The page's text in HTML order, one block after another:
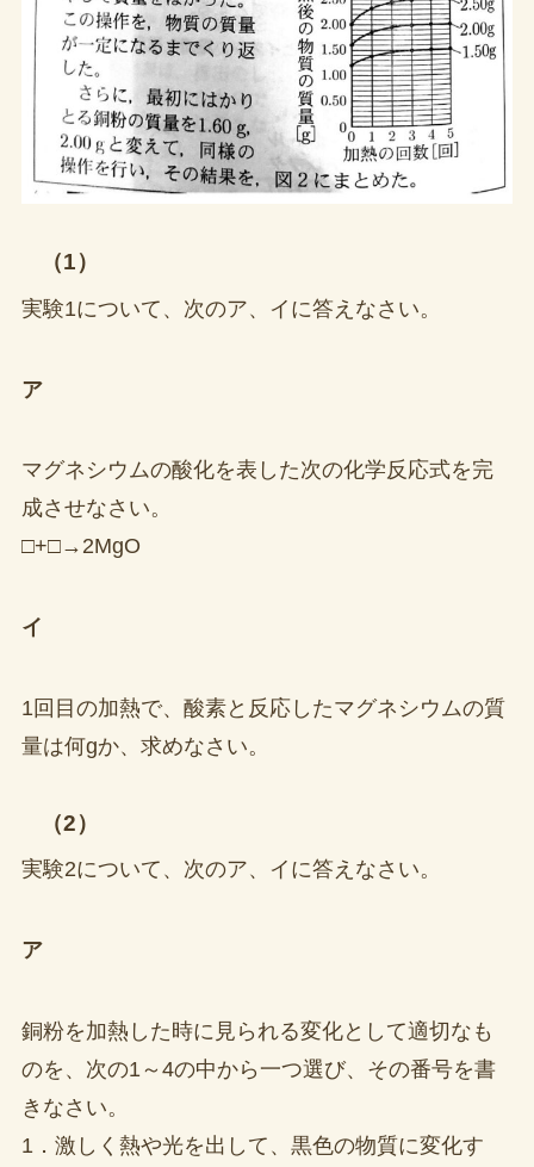
（1）
実験1について、次のア、イに答えなさい。
ア
マグネシウムの酸化を表した次の化学反応式を完
成させなさい。
□+□→2MgO
イ
1回目の加熱で、酸素と反応したマグネシウムの質
量は何gか、求めなさい。
（2）
実験2について、次のア、イに答えなさい。
ア
銅粉を加熱した時に見られる変化として適切なも
のを、次の1～4の中から一つ選び、その番号を書
きなさい。
1．激しく熱や光を出して、黒色の物質に変化す